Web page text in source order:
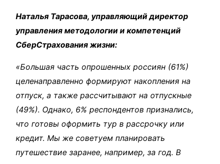
Наталья Тарасова, управляющий директор
управления методологии и компетенций
СберСтрахования жизни:
«Большая часть опрошенных россиян (61%)
целенаправленно формируют накопления на
отпуск, а также рассчитывают на отпускные
(49%). Однако, 6% респондентов признались,
что готовы оформить тур в рассрочку или
кредит. Мы же советуем планировать
путешествие заранее, например, за год. В